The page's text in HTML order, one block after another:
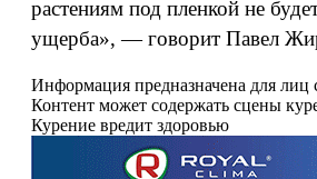
растениям под пленкой не
ущерба», — говорит Павел
Информация предназначена для лиц
Контент может содержать сцены
Курение вредит здоровью